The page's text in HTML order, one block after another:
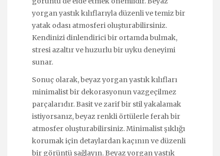
yorgan yastık kılıflarıyla düzenli ve temiz bir
yatak odası atmosferi oluşturabilirsiniz.
Kendinizi dinlendirici bir ortamda bulmak,
stresi azaltır ve huzurlu bir uyku deneyimi
sunar.
Sonuç olarak, beyaz yorgan yastık kılıfları
minimalist bir dekorasyonun vazgeçilmez
parçalarıdır. Basit ve zarif bir stil yakalamak
istiyorsanız, beyaz renkli örtülerle ferah bir
atmosfer oluşturabilirsiniz. Minimalist şıklığı
korumak için detaylardan kaçının ve düzenli
bir görüntü sağlayın. Beyaz yorgan yastık